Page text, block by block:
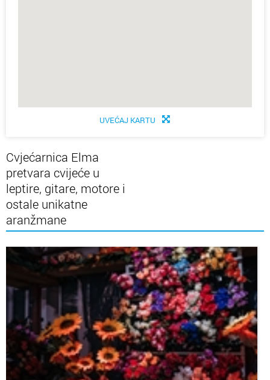
UVEĆAJ KARTU
Cvjećarnica Elma
pretvara cvijeće u
leptire, gitare, motore i
ostale unikatne
aranžmane